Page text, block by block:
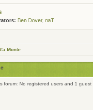
Ben Dover, naT
Monte
forum: No registered users and 1 guest